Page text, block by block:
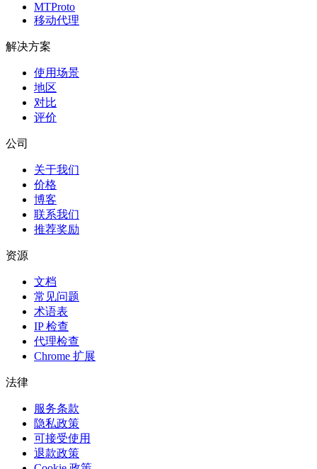
MTProto
移动代理
解决方案
使用场景
地区
对比
评价
公司
关于我们
价格
博客
联系我们
推荐奖励
资源
文档
常见问题
术语表
IP 检查
代理检查
Chrome 扩展
法律
服务条款
隐私政策
可接受使用
退款政策